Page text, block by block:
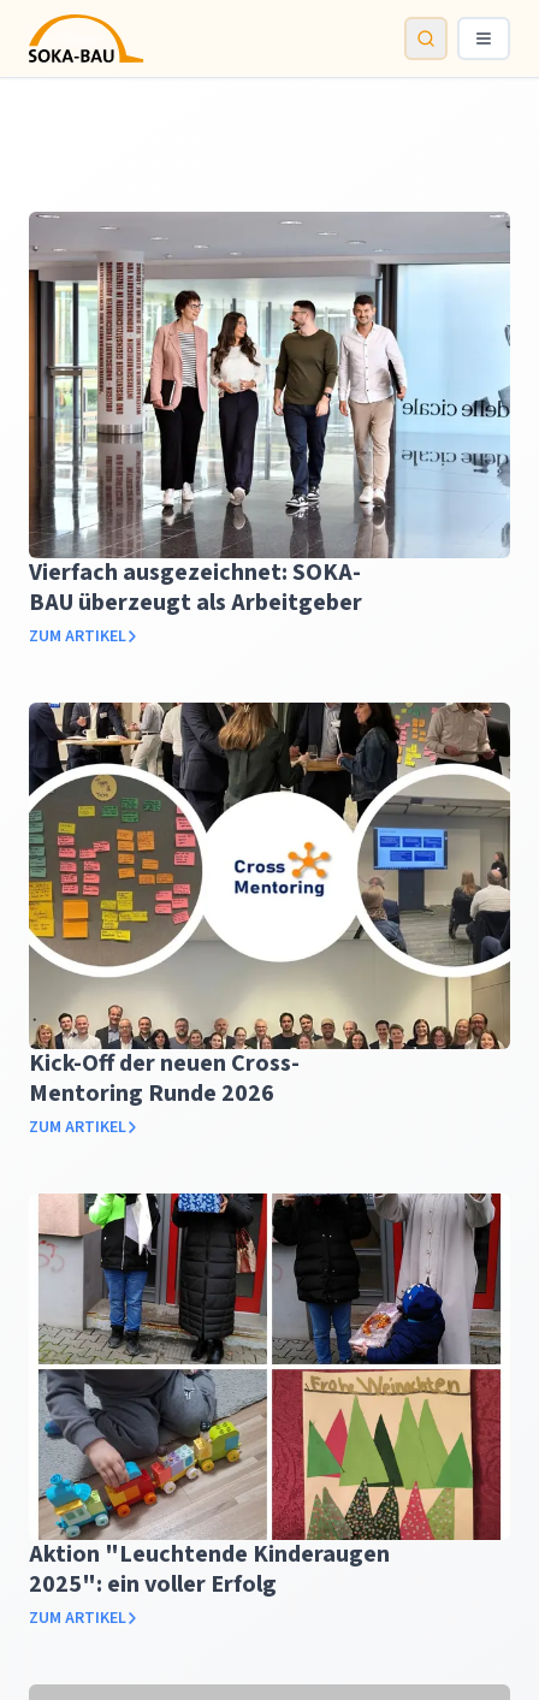
SOKA-BAU
Suche Menü
Vierfach ausgezeichnet: SOKA-
BAU überzeugt als Arbeitgeber
ZUM ARTIKEL
Kick-Off der neuen Cross-
Mentoring Runde 2026
ZUM ARTIKEL
Aktion "Leuchtende Kinderaugen
2025": ein voller Erfolg
ZUM ARTIKEL